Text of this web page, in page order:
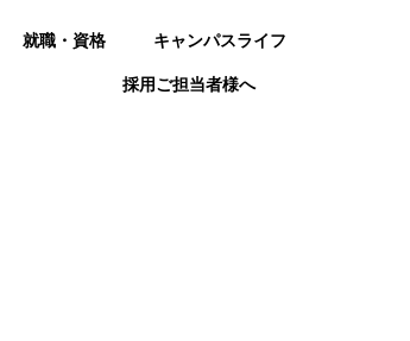
就職・資格 キャンパスライフ
採用ご担当者様へ